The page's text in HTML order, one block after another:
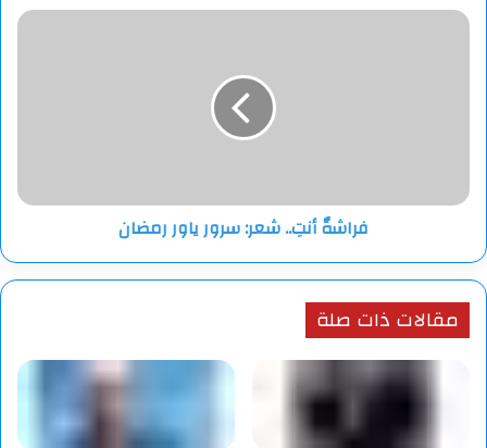
فراشةٌ
فراشةٌ أنتِ.. شعر: سرور ياور رمضان
مقالات ذات صلة